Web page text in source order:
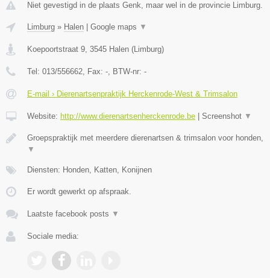
Niet gevestigd in de plaats Genk, maar wel in de provincie Limburg.
Limburg » Halen Google maps ▼
Koepoortstraat 9, 3545 Halen (Limburg)
Tel: 013/556662, Fax: -, BTW-nr: -
E-mail › Dierenartsenpraktijk Herckenrode-West & Trimsalon
Website: http://www.dierenartsenherckenrode.be Screenshot ▼
Groepspraktijk met meerdere dierenartsen & trimsalon voor honden,
▼
Diensten: Honden, Katten, Konijnen
Er wordt gewerkt op afspraak.
Laatste facebook posts ▼
Sociale media: